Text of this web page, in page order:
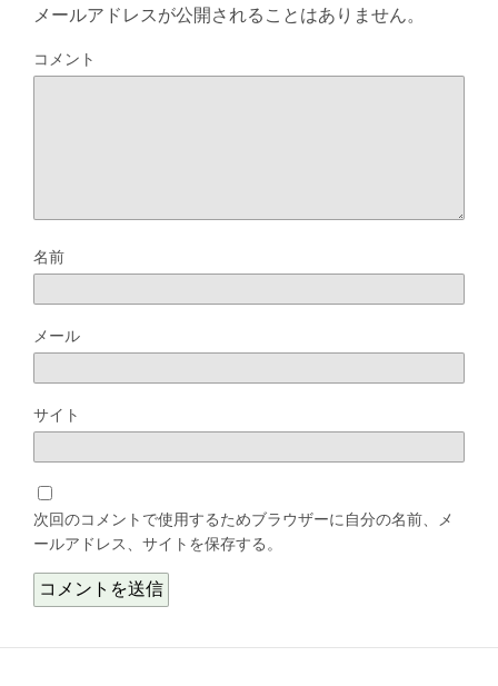
メールアドレスが公開されることはありません。
コメント
名前
メール
サイト
次回のコメントで使用するためブラウザーに自分の名前、メ
ールアドレス、サイトを保存する。